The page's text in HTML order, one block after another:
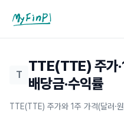
마이핀플
T
TTE(TTE) 주가
배당금·수익률
TTE(TTE) 주가와 1주 가격(달러·